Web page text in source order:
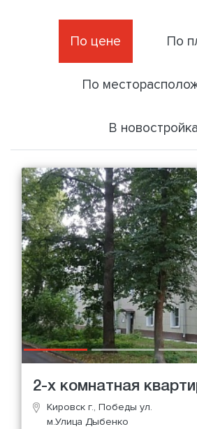
По цене По
По
В
2-х комнатная
Кировск г., Победы ул.
м.Улица Дыбенко